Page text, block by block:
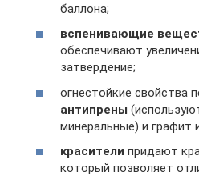
баллона;
вспенивающие
обеспечивают
затвердение;
огнестойкие свойства
антипрены
минеральные) и графит
красители придают
который позволяет